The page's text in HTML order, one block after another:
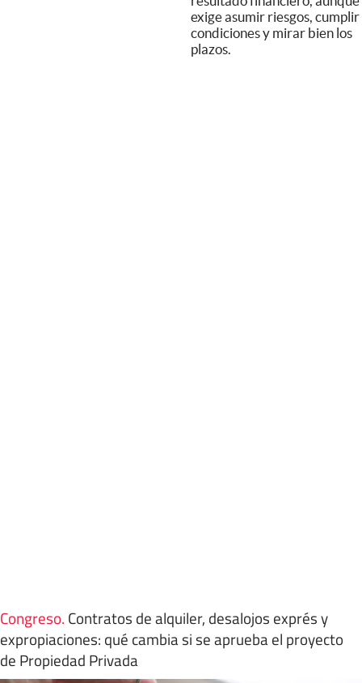
exige asumir riesgos, cumplir
condiciones y mirar bien los
plazos.
Congreso. Contratos de alquiler, desalojos exprés y
expropiaciones: qué cambia si se aprueba el proyecto
de Propiedad Privada